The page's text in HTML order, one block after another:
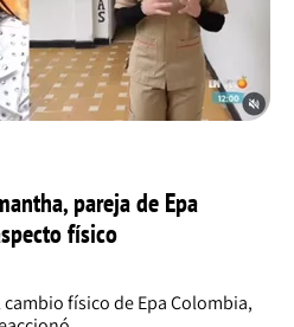
pareja de Epa
físico
físico de Epa Colombia,